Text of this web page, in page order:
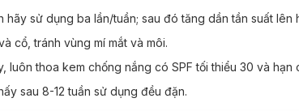
hãy sử dụng ba lần/tuần; sau đó tăng dần tần suất lên
cổ, tránh vùng mí mắt và môi.
luôn thoa kem chống nắng có SPF tối thiểu 30 và
sau 8-12 tuần sử dụng đều đặn.